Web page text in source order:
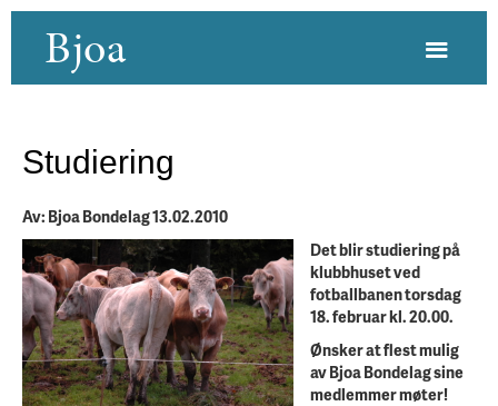
Bjoa
Studiering
Av: Bjoa Bondelag 13.02.2010
Det blir studiering på
klubbhuset ved
fotballbanen torsdag
18. februar kl. 20.00.
Ønsker at flest mulig
av Bjoa Bondelag sine
medlemmer møter!